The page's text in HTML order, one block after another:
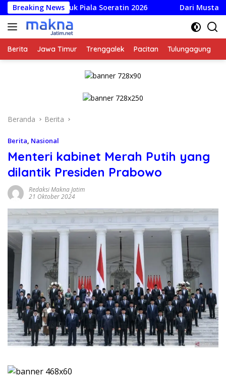
Langsung
ke
konten
Breaking News
untuk Piala Soeratin 2026 Dari Mustahik Jadi Muzaki:
Berita Jawa Timur Trenggalek Pacitan Tulungagung
Beranda Berita
Berita Nasional
Menteri kabinet Merah Putih yang
dilantik Presiden Prabowo
Redaksi Makna Jatim
21 Oktober 2024